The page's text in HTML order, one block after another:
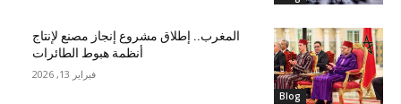
Blog
المغرب.. إطلاق مشروع إنجاز مصنع لإنتاج
أنظمة هبوط الطائرات
فبراير 13, 2026